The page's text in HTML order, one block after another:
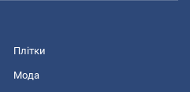
Плітки
Мода